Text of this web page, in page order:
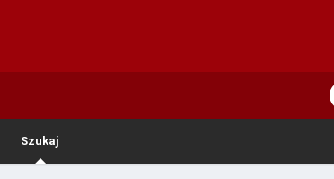
Szukaj